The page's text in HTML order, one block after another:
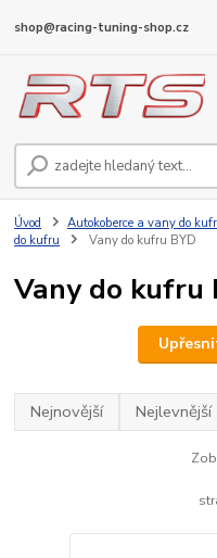
shop@racing-tuning-shop.cz
Úvod Autokoberce a vany do
do kufru
Vany do kufru BYD
Vany do kufru
Nejnovější Nejlevnější